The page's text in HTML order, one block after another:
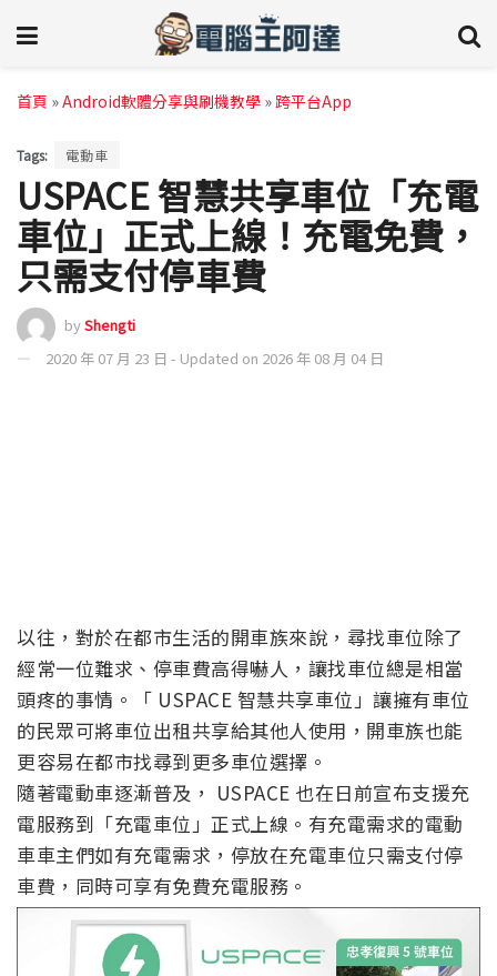
首頁 »Android軟體分享與刷機教學 »跨平台App
Tags: 電動車
USPACE 智慧共享車位「充電
車位」正式上線！充電免費，
只需支付停車費
byShengti
2020 年 07 月 23 日 - Updated on 2026 年 08 月 04 日
以往，對於在都市生活的開車族來說，尋找車位除了
經常一位難求、停車費高得嚇人，讓找車位總是相當
頭疼的事情。「 USPACE 智慧共享車位」讓擁有車位
的民眾可將車位出租共享給其他人使用，開車族也能
更容易在都市找尋到更多車位選擇。
隨著電動車逐漸普及， USPACE 也在日前宣布支援充
電服務到「充電車位」正式上線。有充電需求的電動
車車主們如有充電需求，停放在充電車位只需支付停
車費，同時可享有免費充電服務。